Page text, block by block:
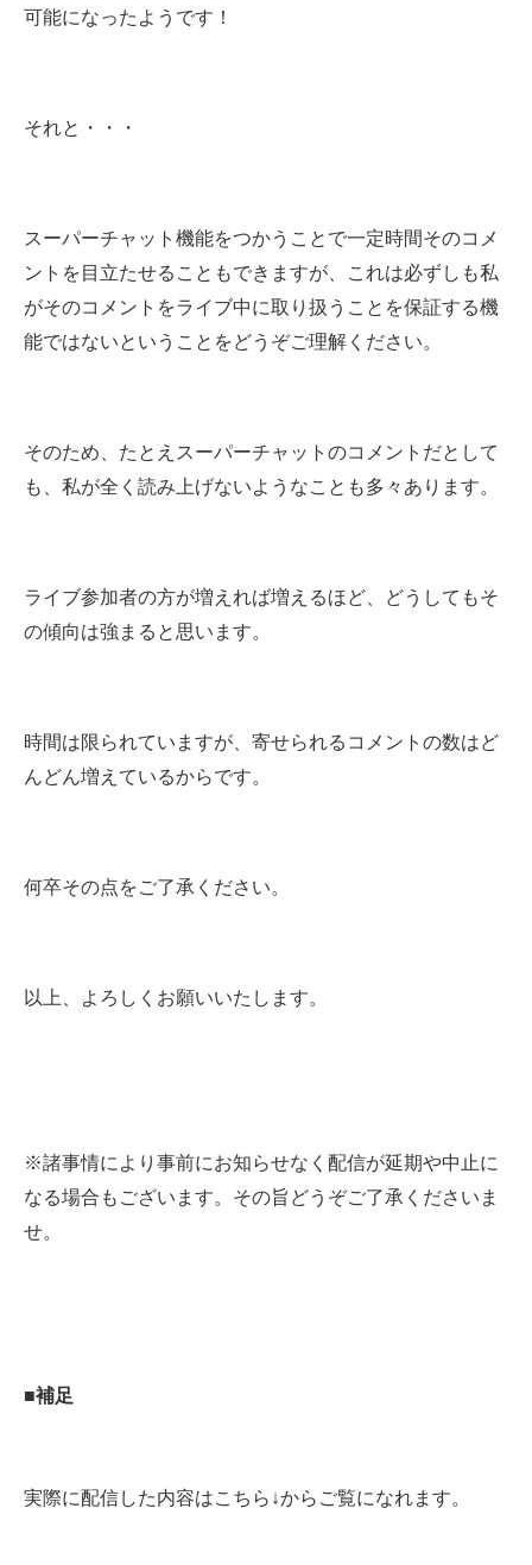
可能になったようです！
それと・・・
スーパーチャット機能をつかうことで一定時間そのコメ
ントを目立たせることもできますが、これは必ずしも私
がそのコメントをライブ中に取り扱うことを保証する機
能ではないということをどうぞご理解ください。
そのため、たとえスーパーチャットのコメントだとして
も、私が全く読み上げないようなことも多々あります。
ライブ参加者の方が増えれば増えるほど、どうしてもそ
の傾向は強まると思います。
時間は限られていますが、寄せられるコメントの数はど
んどん増えているからです。
何卒その点をご了承ください。
以上、よろしくお願いいたします。
※諸事情により事前にお知らせなく配信が延期や中止に
なる場合もございます。その旨どうぞご了承くださいま
せ。
■補足
実際に配信した内容はこちら↓からご覧になれます。